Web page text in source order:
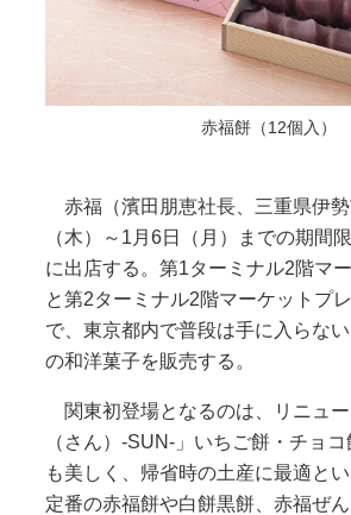
赤福餅（12個入）
赤福（濱田朋恵社長、三重県伊勢
（木）～1月6日（月）までの期間
に出店する。第1ターミナル2階マ
と第2ターミナル2階マーケットプ
で、東京都内で普段は手に入らない
の和洋菓子を販売する。
関東初登場となるのは、リニュ
（さん）-SUN-」いちご餅・チョ
も美しく、帰省時の土産に最適とい
定番の赤福餅や白餅黒餅、赤福ぜ